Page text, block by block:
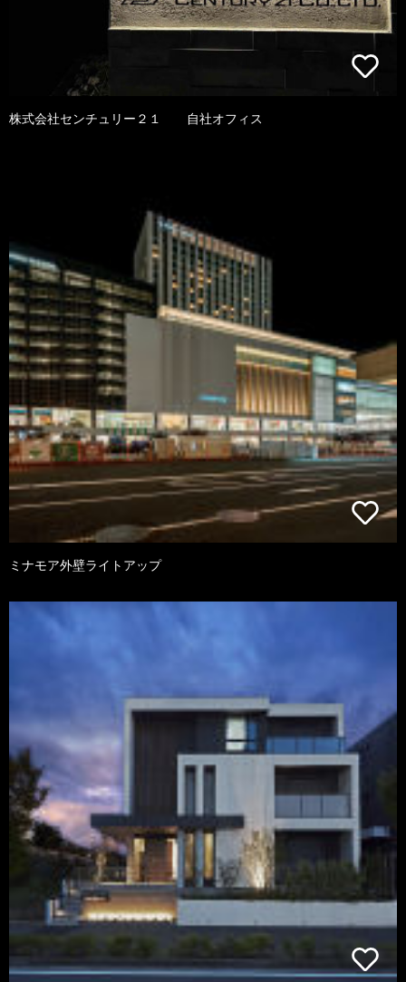
株式会社センチュリー２１ 自社オフィス
ミナモア外壁ライトアップ